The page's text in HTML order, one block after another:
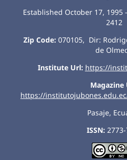
Established October 17,
2412
Zip Code: 070105, Dir:
de
Institute Url: https://
Magazine
https://
Pasaje,
ISSN:2773-